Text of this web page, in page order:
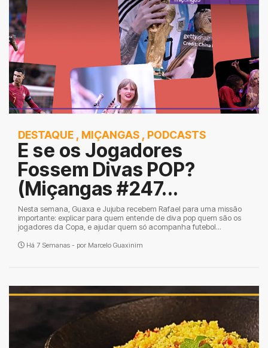
DESTAQUE , MIÇANGAS , PODCASTS
E se os Jogadores
Fossem Divas POP?
(Miçangas #247...
Nesta semana, Guaxa e Jujuba recebem Rafael para uma missão
importante: explicar para quem entende de diva pop quem são os
jogadores da Copa, e ajudar quem só acompanha futebol...
Há 7 Semanas - por Marcelo Guaxinim